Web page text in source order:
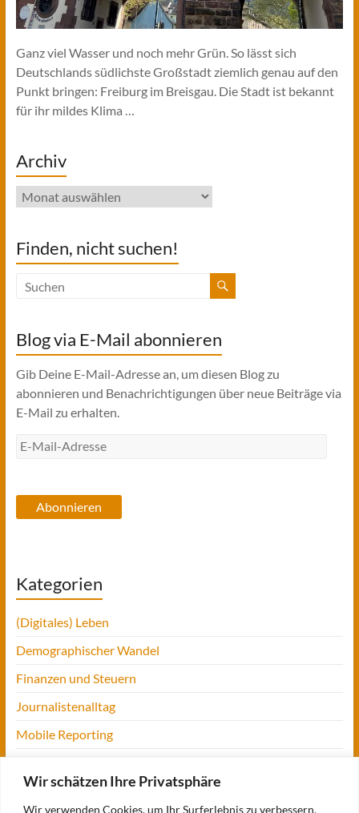
Wir schätzen Ihre Privatsphäre
Wir verwenden Cookies, um Ihr Surferlebnis zu verbessern,
Ganz viel Wasser und noch mehr Grün. So lässt sich
Deutschlands südlichste Großstadt ziemlich genau auf den
Punkt bringen: Freiburg im Breisgau. Die Stadt ist bekannt
für ihr mildes Klima …
Archiv
Archiv
Finden, nicht suchen!
Blog via E-Mail abonnieren
Gib Deine E-Mail-Adresse an, um diesen Blog zu
abonnieren und Benachrichtigungen über neue Beiträge via
E-Mail zu erhalten.
E-
Abonnieren
Kategorien
(Digitales) Leben
Demographischer Wandel
Finanzen und Steuern
Journalistenalltag
Mobile Reporting
Tansania